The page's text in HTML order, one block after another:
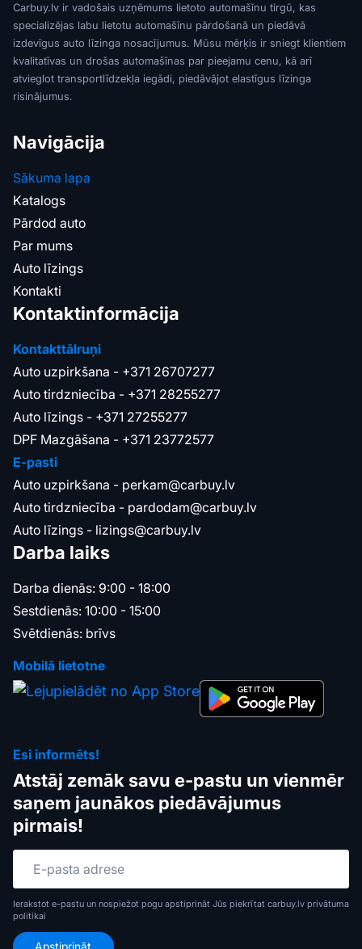
Carbuy.lv ir vadošais uzņēmums lietoto automašīnu tirgū, kas
specializējas labu lietotu automašīnu pārdošanā un piedāvā
izdevīgus auto līzinga nosacījumus. Mūsu mērķis ir sniegt klientiem
kvalitatīvas un drošas automašīnas par pieejamu cenu, kā arī
atvieglot transportlīdzekļa iegādi, piedāvājot elastīgus līzinga
risinājumus.
Navigācija
Sākuma lapa
Katalogs
Pārdod auto
Par mums
Auto līzings
Kontakti
Kontaktinformācija
Kontakttālruņi
Auto uzpirkšana - +371 26707277
Auto tirdzniecība - +371 28255277
Auto līzings - +371 27255277
DPF Mazgāšana - +371 23772577
E-pasti
Auto uzpirkšana - perkam@carbuy.lv
Auto tirdzniecība - pardodam@carbuy.lv
Auto līzings - lizings@carbuy.lv
Darba laiks
Darba dienās: 9:00 - 18:00
Sestdienās: 10:00 - 15:00
Svētdienās: brīvs
Mobilā lietotne
Esi informēts!
Atstāj zemāk savu e-pastu un vienmēr
saņem jaunākos piedāvājumus
pirmais!
Ierakstot e-pastu un nospiežot pogu apstiprināt Jūs piekrītat carbuy.lv privātuma
politikai